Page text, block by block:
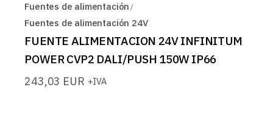
Fuentes de alimentación
Fuentes de alimentación 24V
FUENTE ALIMENTACION 24V INFINITUM
POWER CVP2 DALI/PUSH 150W IP66
243,03 EUR +IVA